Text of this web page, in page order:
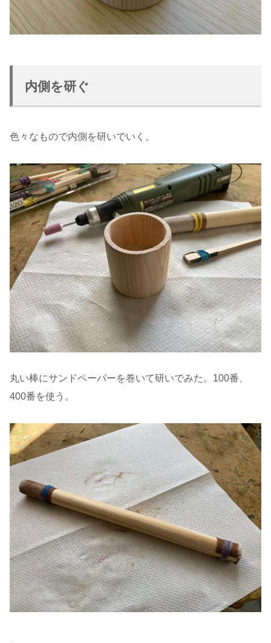
内側を研ぐ
色々なもので内側を研いでいく。
丸い棒にサンドペーパーを巻いて研いでみた。100番、
400番を使う。